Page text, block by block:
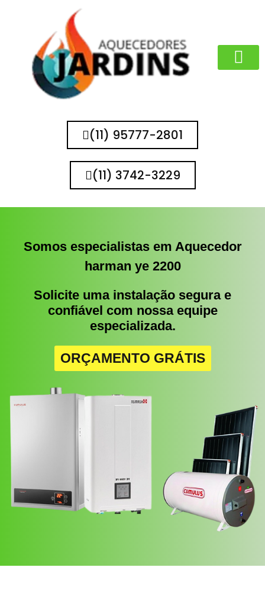
(11) 95777-2801
(11) 3742-3229
Somos especialistas em Aquecedor
harman ye 2200
Solicite uma instalação segura e
confiável com nossa equipe
especializada.
ORÇAMENTO GRÁTIS